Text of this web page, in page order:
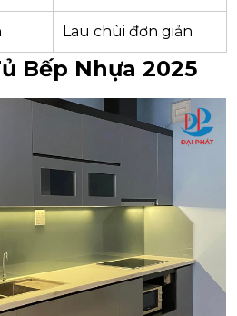
Lau chùi đơn giản
Bếp Nhựa 2025